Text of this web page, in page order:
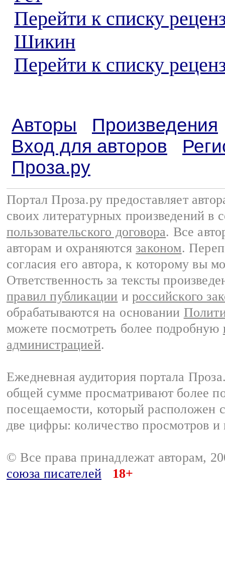
Перейти к списку
Шикин
Перейти к списку
Авторы
Произведения
Вход для авторов
Проза.ру
Портал Проза.ру предоставляет
своих литературных произведений в
пользовательского договора. Все
авторам и охраняются законом.
согласия его автора, к которому вы
Ответственность за тексты
правил публикации ироссийского
обрабатываются на основании
можете посмотреть более подробную
администрацией.
Ежедневная аудитория портала
общей сумме просматривают более
посещаемости, который расположен
две цифры: количество просмотров и
© Все права принадлежат авторам,
союза писателей
18+